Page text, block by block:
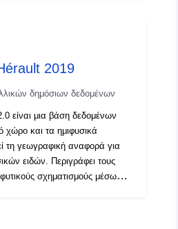
indrets o establiments
complementària, com ara
2019
δημόσιων δεδομένων
είναι μια βάση δεδομένων
χώρο και τα ημιφυσικά
τη γεωγραφική αναφορά για
ειδών. Περιγράφει τους
σχηματισμούς μέσω